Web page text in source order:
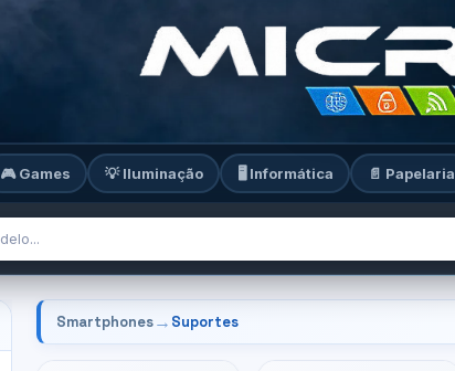
🎮 Games 💡 Iluminação 🖥️ Informática 📄 Papelaria
Smartphones→ Suportes